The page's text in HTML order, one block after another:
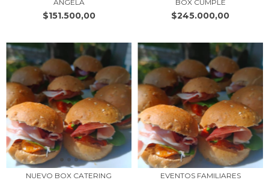
ANGELA
$151.500,00
BOX CUMPLE
$245.000,00
NUEVO BOX CATERING EVENTOS FAMILIARES